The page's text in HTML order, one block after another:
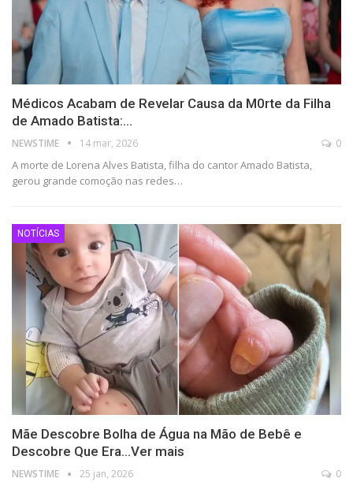
Médicos Acabam de Revelar Causa da M0rte da Filha
de Amado Batista:…
NEWSTIME 14 mar, 2026 0
A morte de Lorena Alves Batista, filha do cantor Amado Batista,
gerou grande comoção nas redes…
NOTÍCIAS
Mãe Descobre Bolha de Água na Mão de Bebê e
Descobre Que Era…Ver mais
NEWSTIME 25 jan, 2026 0